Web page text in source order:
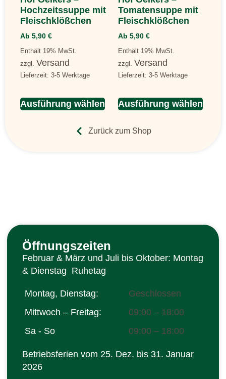
Hochzeitssuppe mit
Fleischklößchen
Ab 5,90 €
Enthält 19% MwSt.
zzgl. Versand
Lieferzeit: 3-5 Werktage
Ausführung wählen
Tomatensuppe mit
Fleischklößchen
Ab 5,90 €
Enthält 19% MwSt.
zzgl. Versand
Lieferzeit: 3-5 Werktage
Ausführung wählen
Zurück zum Shop
Öffnungszeiten
Februar & März und Juli bis Oktober: Montag
& Dienstag Ruhetag
Montag, Dienstag:
Geschlossen
Mittwoch – Freitag:
09:00 – 18:00
Sa - So
09:00 – 18:00
Betriebsferien vom 25. Dez. bis 31. Januar
2026